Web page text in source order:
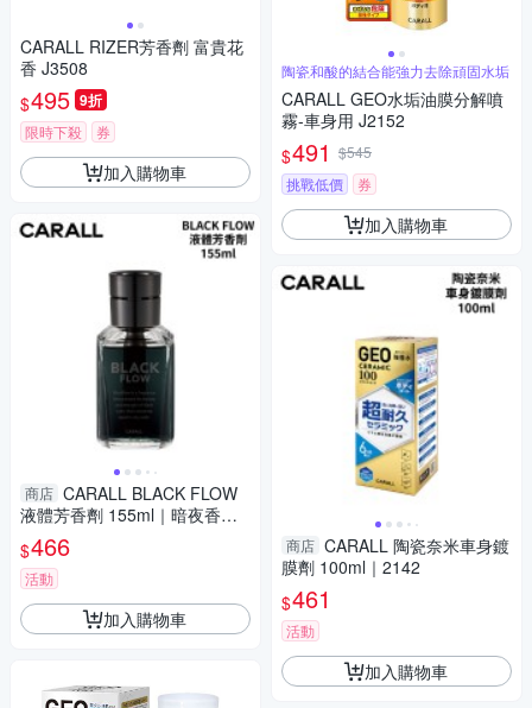
CARALL RIZER芳香劑 富貴花
香 J3508
$495 9折
限時下殺 券
加入購物車
商店 CARALL BLACK FLOW
液體芳香劑 155ml｜暗夜香氛
暗夜絲絨
$466
活動
加入購物車
陶瓷和酸的結合能強力去除頑固水垢
CARALL GEO水垢油膜分解噴
霧-車身用 J2152
$491 $545
挑戰低價
券
加入購物車
商店 CARALL 陶瓷奈米車身鍍
膜劑 100ml｜2142
$461
活動
加入購物車